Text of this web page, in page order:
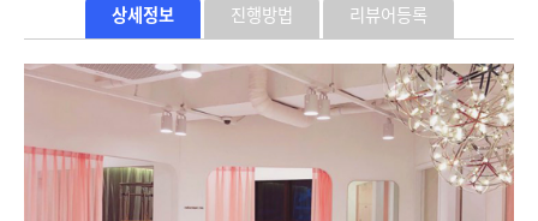
상세정보 진행방법 리뷰어등록